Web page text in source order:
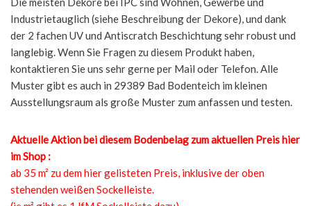
Industrietauglich (siehe Beschreibung der Dekore), und dank
der 2 fachen UV und Antiscratch Beschichtung sehr robust und
langlebig. Wenn Sie Fragen zu diesem Produkt haben,
kontaktieren Sie uns sehr gerne per Mail oder Telefon. Alle
Muster gibt es auch in 29389 Bad Bodenteich im kleinen
Ausstellungsraum als große Muster zum anfassen und testen.
Aktuelle Aktion bei diesem Bodenbelag zum aktuellen Preis hier
im Shop :
ab 35 m² zu dem hier gelisteten Preis, inklusive der oben
stehenden weißen Sockelleiste.